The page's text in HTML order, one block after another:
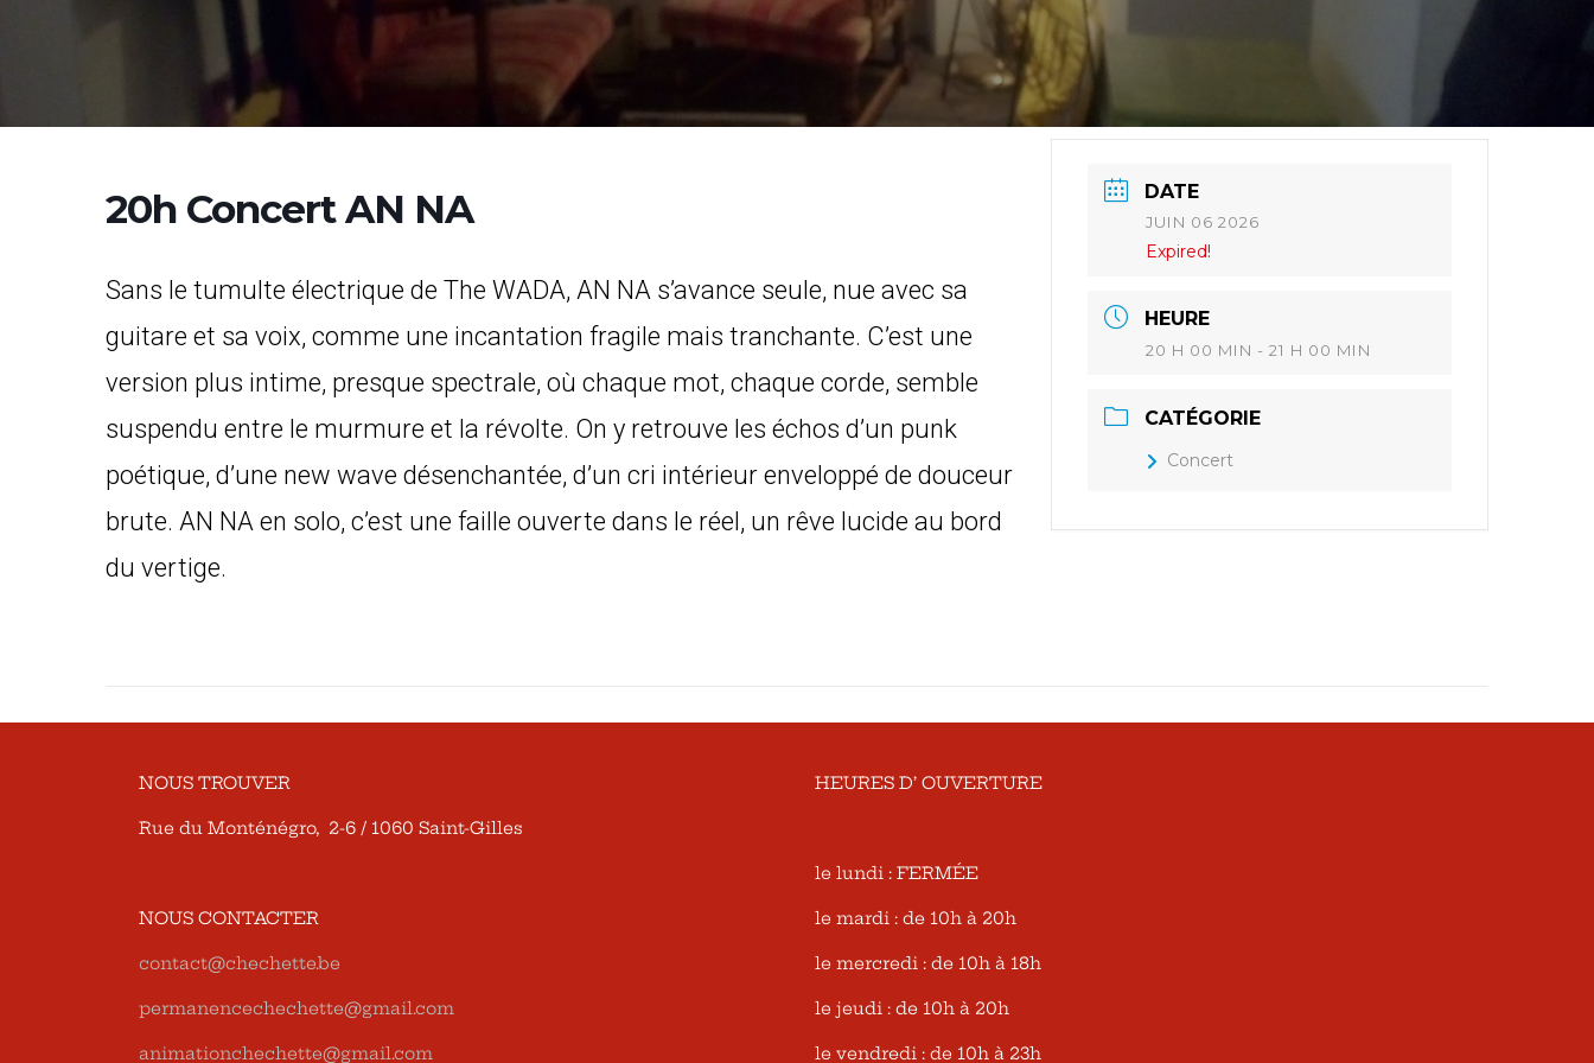
20h Concert AN NA
Sans le tumulte électrique de The WADA, AN NA s’avance seule, nue avec sa
guitare et sa voix, comme une incantation fragile mais tranchante. C’est une
version plus intime, presque spectrale, où chaque mot, chaque corde, semble
suspendu entre le murmure et la révolte. On y retrouve les échos d’un punk
poétique, d’une new wave désenchantée, d’un cri intérieur enveloppé de douceur
brute. AN NA en solo, c’est une faille ouverte dans le réel, un rêve lucide au bord
du vertige.
DATE
JUIN 06 2026
Expired!
HEURE
20 H 00 MIN - 21 H 00 MIN
CATÉGORIE
Concert
NOUS TROUVER
Rue du Monténégro, 2-6 / 1060 Saint-Gilles
NOUS CONTACTER
contact@chechette.be
permanencechechette@gmail.com
animationchechette@gmail.com
HEURES D’ OUVERTURE
le lundi : FERMÉE
le mardi : de 10h à 20h
le mercredi : de 10h à 18h
le jeudi : de 10h à 20h
le vendredi : de 10h à 23h